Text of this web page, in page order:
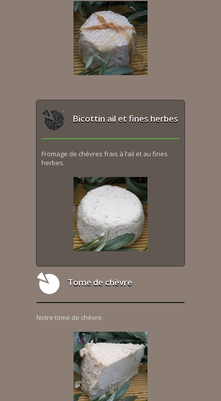
Bicottin ail et fines herbes
Fromage de chèvres frais à l’ail et au fines
herbes.
Tome de chèvre
Notre tome de chèvre.